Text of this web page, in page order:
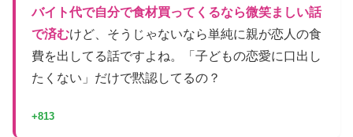
バイト代で自分で食材買ってくるなら微笑ましい話
で済むけど、そうじゃないなら単純に親が恋人の食
費を出してる話ですよね。「子どもの恋愛に口出し
たくない」だけで黙認してるの？
+813